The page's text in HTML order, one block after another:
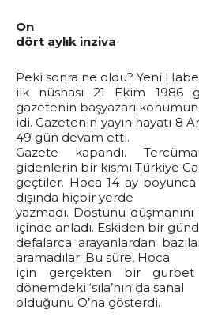
On
dört aylık inziva
Peki sonra ne oldu? Yeni
ilk nüshası 21 Ekim 1986
gazetenin başyazarı
idi. Gazetenin yayın hayatı 8
49 gün devam etti.
Gazete kapandı.
gidenlerin bir kısmı Türkiye
geçtiler. Hoca 14 ay
dışında hiçbir yerde
yazmadı. Dostunu
içinde anladı. Eskiden bir
defalarca arayanlardan
aramadılar. Bu süre, Hoca
için gerçekten bir gurbet
dönemdeki ‘sıla’nın da sanal
olduğunu O’na gösterdi.